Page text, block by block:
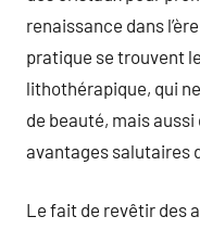
renaissance dans
pratique se trouvent
lithothérapique, qui
de beauté, mais
avantages salutaires
Le fait de revêtir des